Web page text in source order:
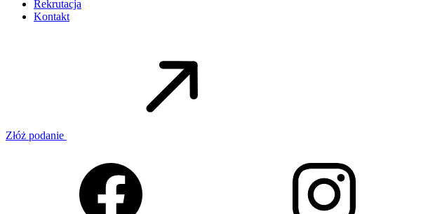
Rekrutacja
Kontakt
Złóż podanie